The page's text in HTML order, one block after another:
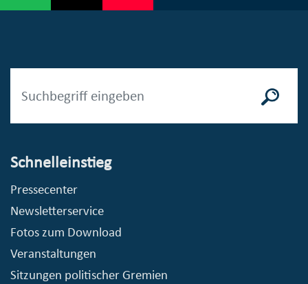
Schnelleinstieg
Pressecenter
Newsletterservice
Fotos zum Download
Veranstaltungen
Sitzungen politischer Gremien